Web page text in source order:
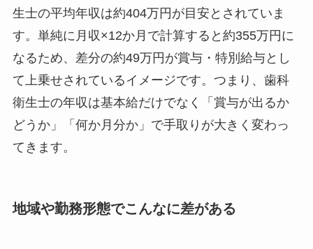
生士の平均年収は約404万円が目安とされていま
す。単純に月収×12か月で計算すると約355万円に
なるため、差分の約49万円が賞与・特別給与とし
て上乗せされているイメージです。つまり、歯科
衛生士の年収は基本給だけでなく「賞与が出るか
どうか」「何か月分か」で手取りが大きく変わっ
てきます。
地域や勤務形態でこんなに差がある